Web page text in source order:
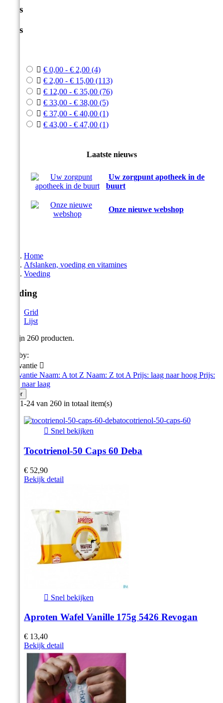
Prijs
Prijs
 € 0,00 - € 2,00 (4)
 € 2,00 - € 15,00 (113)
 € 12,00 - € 35,00 (76)
 € 33,00 - € 38,00 (5)
 € 37,00 - € 40,00 (1)
 € 43,00 - € 47,00 (1)
Laatste nieuws
Uw zorgpunt apotheek in de
buurt
Onze nieuwe webshop
Home
Afslanken, voeding en vitamines
Voeding
Voeding
Grid
Lijst
Er zijn 260 producten.
Sort by:
Relevantie 
Relevantie Naam: A tot Z Naam: Z tot A Prijs: laag naar hoog Prijs:
hoog naar laag
Filter
Item 1-24 van 260 in totaal item(s)
 Snel bekijken
Tocotrienol-50 Caps 60 Deba
€ 52,90
Bekijk detail
 Snel bekijken
Aproten Wafel Vanille 175g 5426 Revogan
€ 13,40
Bekijk detail